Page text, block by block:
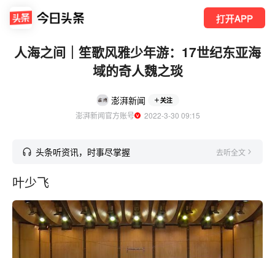
打开APP
人海之间｜笙歌风雅少年游：17世纪东亚海
域的奇人魏之琰
澎湃新闻 关注
澎湃新闻官方账号
  2022-3-30 09:15
头条听资讯，时事尽掌握 去听全文
叶少飞